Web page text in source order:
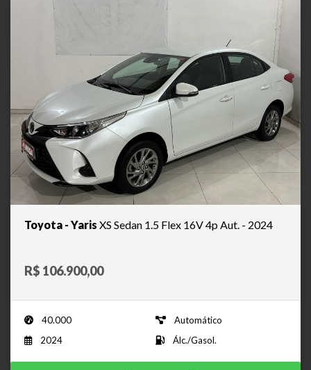
Toyota - Yaris XS Sedan 1.5 Flex 16V 4p Aut. - 2024
R$ 106.900,00
40.000
Automático
2024
Álc./Gasol.